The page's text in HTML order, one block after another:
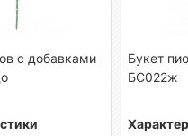
с добавками
Букет
БС022ж